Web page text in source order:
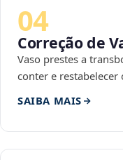
04
Correção de
Vaso prestes a
conter e restabelecer
SAIBA MAIS